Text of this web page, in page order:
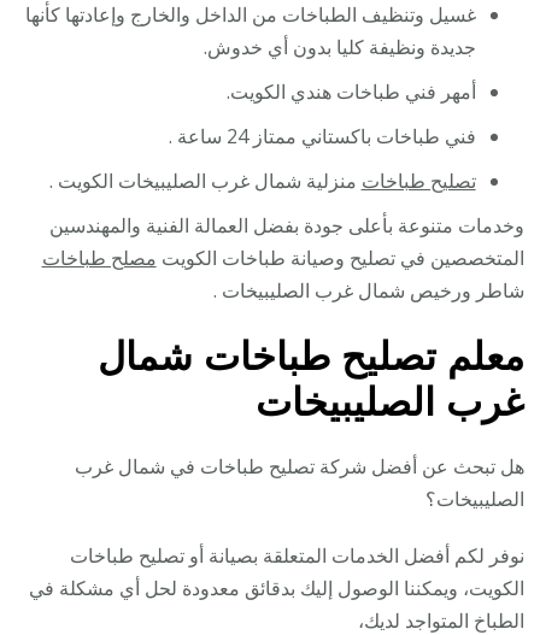
غسيل وتنظيف الطباخات من الداخل والخارج وإعادتها كأنها
جديدة ونظيفة كليا بدون أي خدوش.
أمهر فني طباخات هندي الكويت.
فني طباخات باكستاني ممتاز 24 ساعة .
تصليح طباخات منزلية شمال غرب الصليبيخات الكويت .
وخدمات متنوعة بأعلى جودة بفضل العمالة الفنية والمهندسين
المتخصصين في تصليح وصيانة طباخات الكويت مصلح طباخات
شاطر ورخيص شمال غرب الصليبيخات .
معلم تصليح طباخات شمال
غرب الصليبيخات
هل تبحث عن أفضل شركة تصليح طباخات في شمال غرب
الصليبيخات؟
نوفر لكم أفضل الخدمات المتعلقة بصيانة أو تصليح طباخات
الكويت، ويمكننا الوصول إليك بدقائق معدودة لحل أي مشكلة في
الطباخ المتواجد لديك،